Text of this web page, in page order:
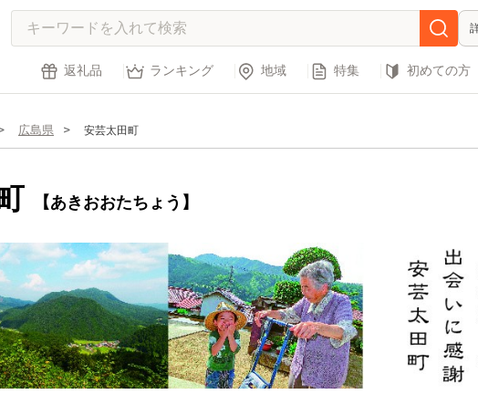
返礼品 ランキング 地域 特集 初めての方
広島県 安芸太田町
【あきおおたちょう】